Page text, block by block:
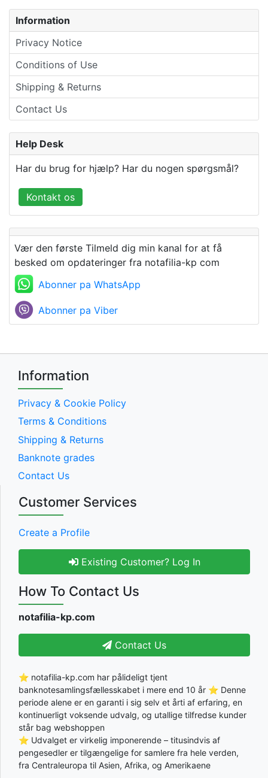
Information
Privacy Notice
Conditions of Use
Shipping & Returns
Contact Us
Help Desk
Har du brug for hjælp? Har du nogen spørgsmål?
Kontakt os
Vær den første Tilmeld dig min kanal for at få
besked om opdateringer fra notafilia-kp com
Abonner pa WhatsApp
Abonner pa Viber
Information
Privacy & Cookie Policy
Terms & Conditions
Shipping & Returns
Banknote grades
Contact Us
Customer Services
Create a Profile
Existing Customer? Log In
How To Contact Us
notafilia-kp.com
Contact Us
⭐ notafilia-kp.com har pålideligt tjent
banknotesamlingsfællesskabet i mere end 10 år ⭐ Denne
periode alene er en garanti i sig selv et årti af erfaring, en
kontinuerligt voksende udvalg, og utallige tilfredse kunder
står bag webshoppen
⭐ Udvalget er virkelig imponerende – titusindvis af
pengesedler er tilgængelige for samlere fra hele verden,
fra Centraleuropa til Asien, Afrika, og Amerikaene